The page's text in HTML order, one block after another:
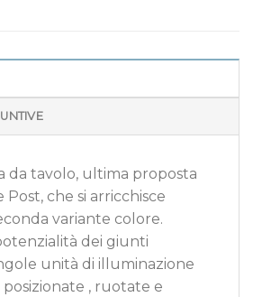
da tavolo, ultima proposta
che si arricchisce
variante colore.
dei giunti
unità di illuminazione
posizionate , ruotate e